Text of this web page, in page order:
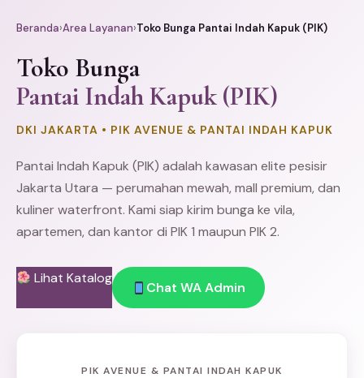
Beranda›Area Layanan›Toko Bunga Pantai Indah Kapuk (PIK)
Toko Bunga
Pantai Indah Kapuk (PIK)
DKI JAKARTA • PIK AVENUE & PANTAI INDAH KAPUK
Pantai Indah Kapuk (PIK) adalah kawasan elite pesisir
Jakarta Utara — perumahan mewah, mall premium, dan
kuliner waterfront. Kami siap kirim bunga ke vila,
apartemen, dan kantor di PIK 1 maupun PIK 2.
Lihat Katalog
Chat WA Admin
PIK AVENUE & PANTAI INDAH KAPUK